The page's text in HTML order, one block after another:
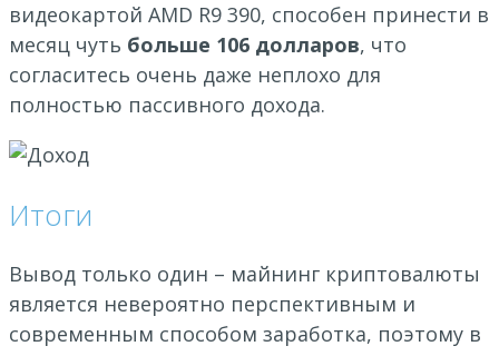
видеокартой AMD R9 390, способен принести в
месяц чуть больше 106 долларов, что
согласитесь очень даже неплохо для
полностью пассивного дохода.
Итоги
Вывод только один – майнинг криптовалюты
является невероятно перспективным и
современным способом заработка, поэтому в